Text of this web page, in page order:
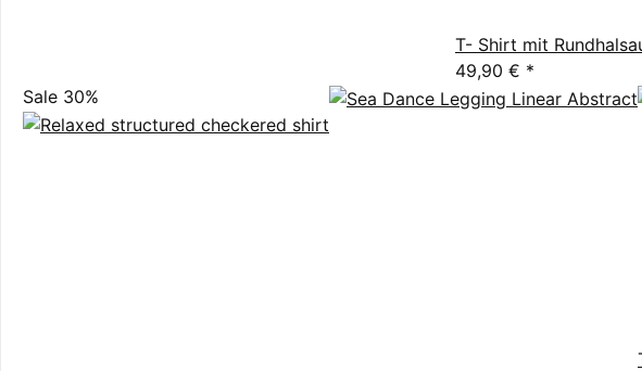
T- Shirt mit
49,90 € *
Sale 30%